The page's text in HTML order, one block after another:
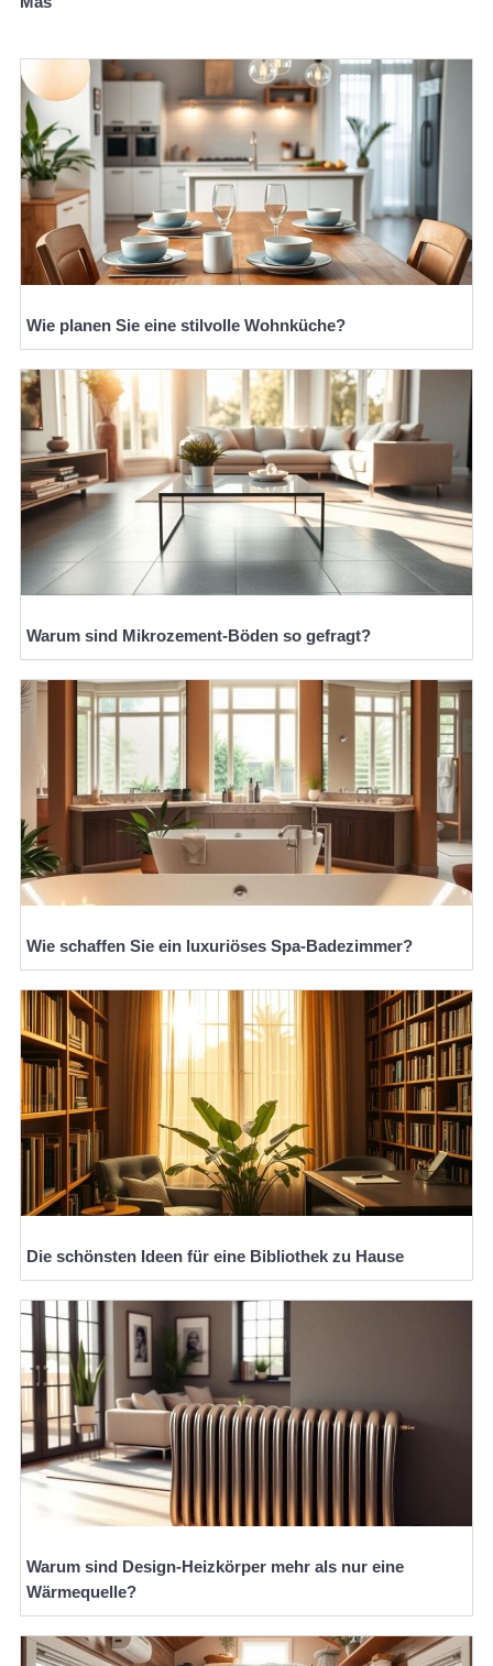
Wie planen Sie eine stilvolle Wohnküche?
Warum sind Mikrozement-Böden so gefragt?
Wie schaffen Sie ein luxuriöses Spa-Badezimmer?
Die schönsten Ideen für eine Bibliothek zu Hause
Warum sind Design-Heizkörper mehr als nur eine
Wärmequelle?